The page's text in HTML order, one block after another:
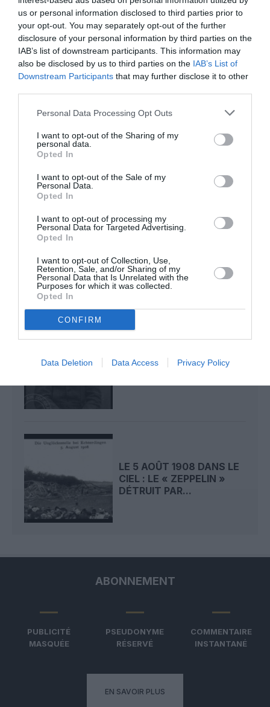
us or personal information disclosed to third parties prior to
your opt-out. You may separately opt-out of the further
disclosure of your personal information by third parties on the
IAB’s list of downstream participants. This information may
also be disclosed by us to third parties on the IAB’s List of
Downstream Participants that may further disclose it to other
Personal Data Processing Opt Outs
I want to opt-out of the Sharing of my
personal data.
Opted In
I want to opt-out of the Sale of my
Personal Data.
Opted In
I want to opt-out of processing my
Personal Data for Targeted Advertising.
Opted In
I want to opt-out of Collection, Use,
Retention, Sale, and/or Sharing of my
Personal Data that Is Unrelated with the
Purposes for which it was collected.
Opted In
CONFIRM
Data Deletion Data Access Privacy Policy
Après Emirates, Lufthansa remet en cause la réception
de Boeing 777-9 déjà construits
Copaa commenté l'article :
Pointe‑à‑Pitre – Panama City : Air France ouvre un pont
histoire de l'aviation
LIRE AUSSI
LE 7 AOÛT 1909 DANS LE
FAIT ENCORE
L’ACTUALITÉ
CIEL : ROGER SOMMER
LE 5 AOÛT 1908 DANS LE
CIEL : LE « ZEPPELIN »
DÉTRUIT PAR...
ABONNEMENT
PUBLICITÉ
MASQUÉE
PSEUDONYME
RÉSERVÉ
COMMENTAIRE
INSTANTANÉ
EN SAVOIR PLUS